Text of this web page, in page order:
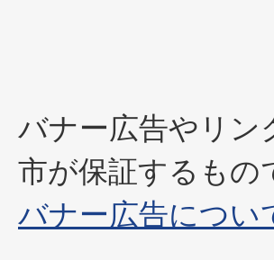
バナー広告やリン
市が保証するもの
バナー広告につい